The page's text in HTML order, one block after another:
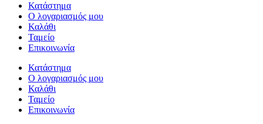
Κατάστημα
Ο λογαριασμός μου
Καλάθι
Ταμείο
Επικοινωνία
Κατάστημα
Ο λογαριασμός μου
Καλάθι
Ταμείο
Επικοινωνία